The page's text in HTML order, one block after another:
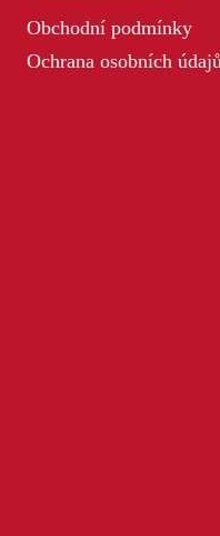
Obchodní podmínky
Ochrana osobních